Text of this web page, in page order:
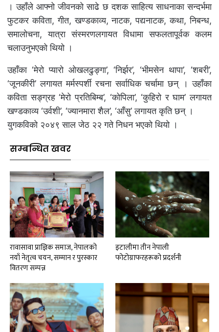
। उहाँले आफ्नो जीवनको साढे छ दशक साहित्य साधनाका सन्दर्भमा
फुटकर कविता, गीत, खण्डकाव्य, नाटक, पद्यनाटक, कथा, निबन्ध,
समालोचना, यात्रा संस्मरणलगायत विधामा सफलतापूर्वक कलम
चलाउनुभएको थियो ।
उहाँका ‘मेरो प्यारो ओखलढुङ्गा’, ‘निर्झर’, ‘भीमसेन थापा’, ‘शबरी’,
‘जूनकीरी’ लगायत मर्मस्पर्शी रचना सर्वाधिक चर्चामा छन् । उहाँका
कविता सङ्ग्रह ‘मेरो प्रतिबिम्ब’, ‘कोपिला’, ‘कुहिरो र घाम’ लगायत
खण्डकाव्य ‘उर्वशी’, ‘ज्यानमारा शैल’, ‘आँसु’ लगायत कृति छन् ।
युगकविको २०४९ साल जेठ २२ गते निधन भएको थियो ।
सम्बन्धित खवर
रावासावा प्राज्ञिक समाज, नेपालको
नयाँ नेतृत्व चयन, सम्मान र पुरस्कार
वितरण सम्पन्न
इटालीमा तीन नेपाली
फोटोग्राफरहरूको प्रदर्शनी